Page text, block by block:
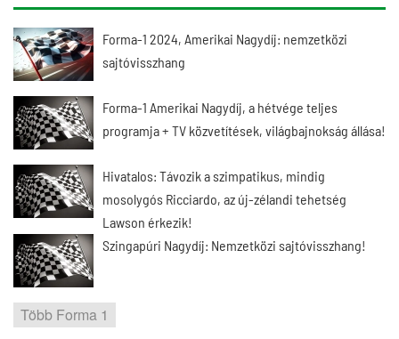
Forma-1 2024, Amerikai Nagydíj: nemzetközi
sajtóvisszhang
Forma-1 Amerikai Nagydíj, a hétvége teljes
programja + TV közvetítések, világbajnokság állása!
Hivatalos: Távozik a szimpatikus, mindig
mosolygós Ricciardo, az új-zélandi tehetség
Lawson érkezik!
Szingapúri Nagydíj: Nemzetközi sajtóvisszhang!
Több Forma 1